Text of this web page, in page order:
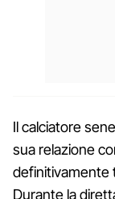
Il calciatore
sua relazione
definitivamente
Durante la